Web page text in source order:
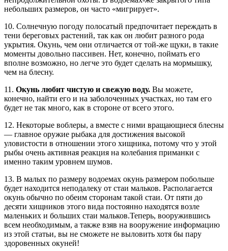
небольших размеров, он часто «мигрирует».
10. Солнечную погоду полосатый предпочитает переждать в
тени береговых растений, так как он любит разного рода
укрытия. Окунь, чем они отличается от той-же щуки, в такие
моменты довольно пассивен. Нет, конечно, поймать его
вполне возможно, но легче это будет сделать на мормышку,
чем на блесну.
11. Окунь любит чистую и свежую воду. Вы можете,
конечно, найти его и на заболоченных участках, но там его
будет не так много, как в стороне от всего этого.
12. Некоторые воблеры, а вместе с ними вращающиеся блесны
— главное оружие рыбака для достижения высокой
уловистости в отношении этого хищника, потому что у этой
рыбы очень активная реакция на колебания приманки с
именно таким уровнем шумов.
13. В малых по размеру водоемах окунь размером побольше
будет находится неподалеку от стаи мальков. Располагается
окунь обычно по обеим сторонам такой стаи. От пяти до
десяти хищников этого вида постоянно находятся возле
маленьких и больших стаи мальков.Теперь, вооружившись
всем необходимым, а также взяв на вооружение информацию
из этой статьи, вы не сможете не выловить хотя бы пару
здоровенных окуней!